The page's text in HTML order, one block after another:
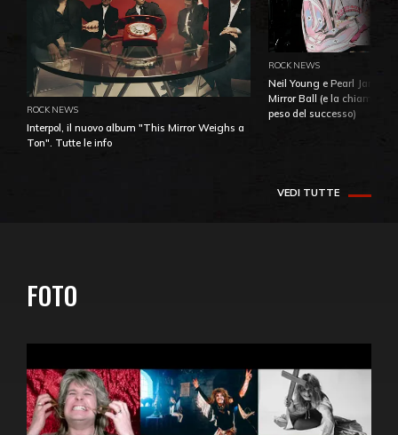
ROCK NEWS
Interpol, il nuovo album "This Mirror Weighs a
Ton". Tutte le info
ROCK NEWS
Neil Young e Pearl Jam: la
Mirror Ball (e la chiamata
peso del successo)
VEDI TUTTE
FOTO